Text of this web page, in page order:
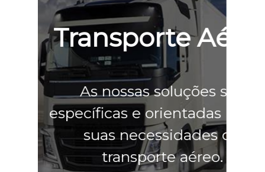
Transporte Aéreo
As nossas soluções são
específicas e orientadas para as
suas necessidades de
transporte aéreo.